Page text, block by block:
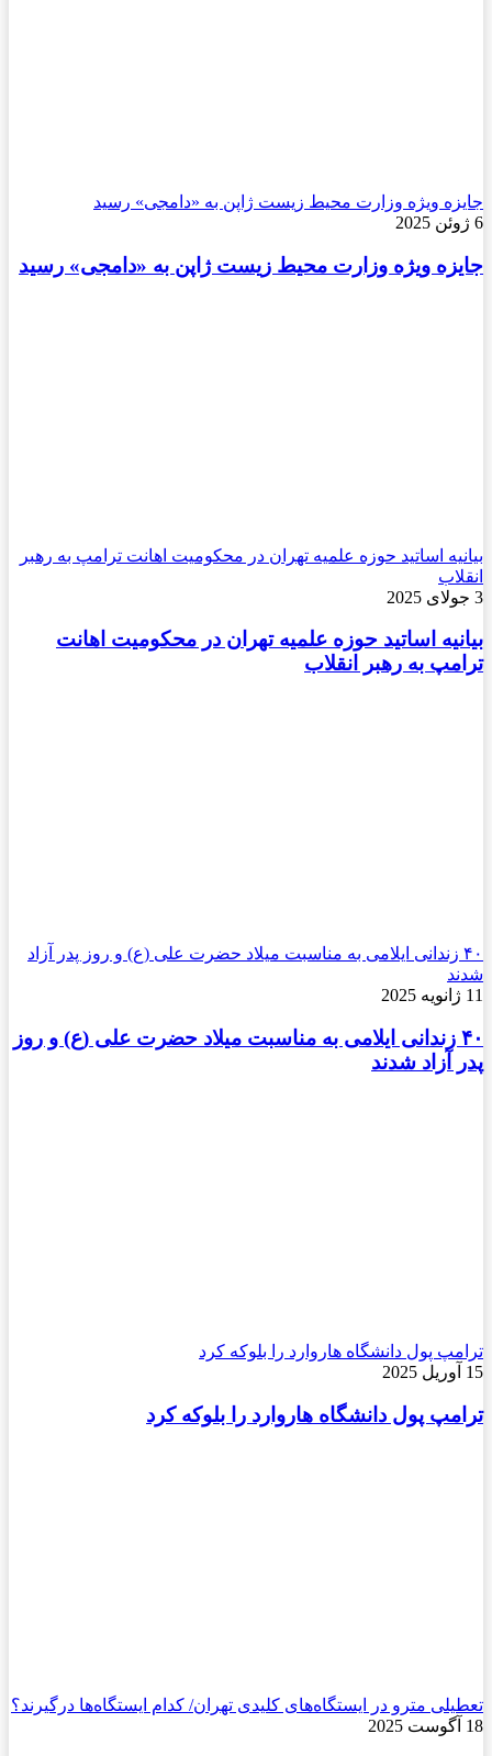
جایزه ویژه وزارت محیط زیست ژاپن به «دامجی» رسید
6 ژوئن 2025
جایزه ویژه وزارت محیط زیست ژاپن به «دامجی» رسید
بیانیه اساتید حوزه علمیه تهران در محکومیت اهانت ترامپ به رهبر
انقلاب
3 جولای 2025
بیانیه اساتید حوزه علمیه تهران در محکومیت اهانت
ترامپ به رهبر انقلاب
۴۰ زندانی ایلامی به مناسبت میلاد حضرت علی (ع) و روز پدر آزاد
شدند
11 ژانویه 2025
۴۰ زندانی ایلامی به مناسبت میلاد حضرت علی (ع) و روز
پدر آزاد شدند
ترامپ پول دانشگاه هاروارد را بلوکه کرد
15 آوریل 2025
ترامپ پول دانشگاه هاروارد را بلوکه کرد
تعطیلی مترو در ایستگاه‌های کلیدی تهران/ کدام ایستگاه‌ها درگیرند؟
18 آگوست 2025